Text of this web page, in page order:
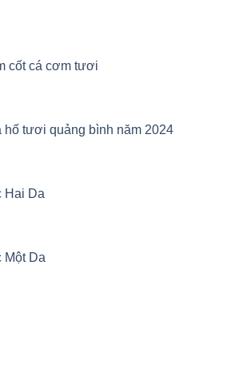
cốt cá cơm tươi
hố tươi quảng bình năm 2024
Hai Da
Một Da